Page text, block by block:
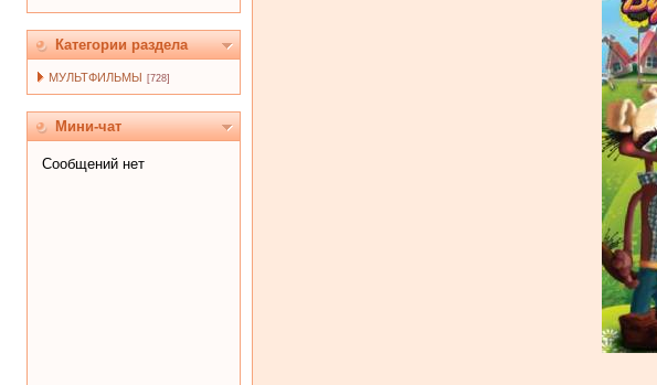
Категории раздела
МУЛЬТФИЛЬМЫ [728]
Мини-чат